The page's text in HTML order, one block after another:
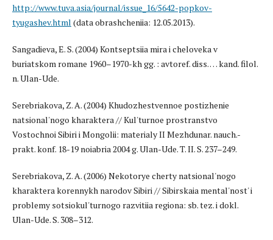
http://www.tuva.asia/journal/issue_16/5642-popkov-
tyugashev.html (data obrashcheniia: 12.05.2013).
Sangadieva, E. S. (2004) Kontseptsiia mira i cheloveka v
buriatskom romane 1960–1970-kh gg. : avtoref. diss. … kand. filol.
n. Ulan-Ude.
Serebriakova, Z. A. (2004) Khudozhestvennoe postizhenie
natsional'nogo kharaktera // Kul'turnoe prostranstvo
Vostochnoi Sibiri i Mongolii: materialy II Mezhdunar. nauch.-
prakt. konf. 18-19 noiabria 2004 g. Ulan-Ude. T. II. S. 237–249.
Serebriakova, Z. A. (2006) Nekotorye cherty natsional'nogo
kharaktera korennykh narodov Sibiri // Sibirskaia mental'nost' i
problemy sotsiokul'turnogo razvitiia regiona: sb. tez. i dokl.
Ulan-Ude. S. 308–312.